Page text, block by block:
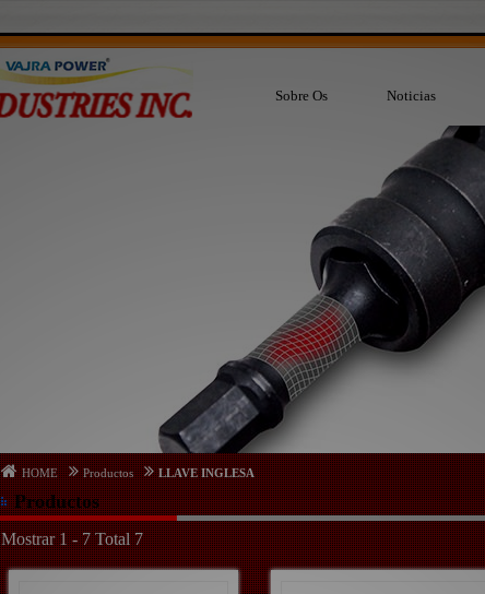
Sobre Os Noticias
HOME Productos LLAVE INGLESA
Productos
Mostrar 1 - 7 Total 7